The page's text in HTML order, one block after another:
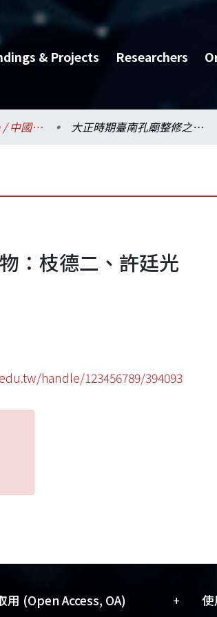
& Projects Researchers
Chinese Literature / 中國文學系 大正時期臺南孔廟整修之兩位主要人物：枝德二、許廷光
：枝德二、許廷光
handle/123456789/394093
用 (Open Access, OA) +